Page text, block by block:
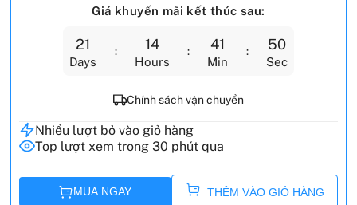
Giá khuyến mãi kết thúc sau:
21
Days
14
Hours
41
Min
48
Sec
Chính sách vận chuyển
Nhiều lượt bỏ vào giỏ hàng
Top lượt xem trong 30 phút qua
MUA NGAY THÊM VÀO GIỎ HÀNG